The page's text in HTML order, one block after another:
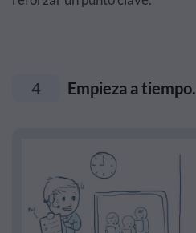
4 Empieza a tiempo.